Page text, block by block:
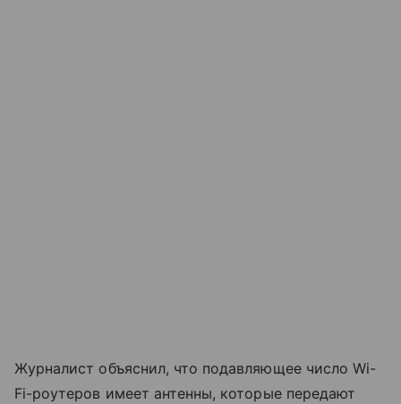
Журналист объяснил, что подавляющее число Wi-
Fi-роутеров имеет антенны, которые передают